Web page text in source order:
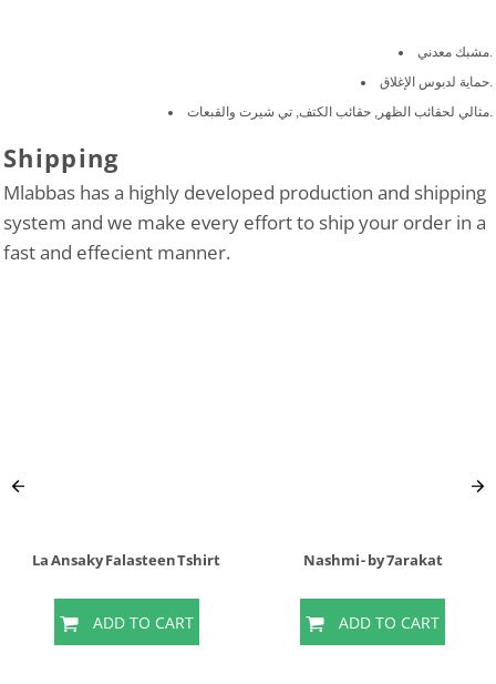
مشبك معدني.
حماية لدبوس الإغلاق.
مثالي لحقائب الظهر, حقائب الكتف, تي شيرت والقبعات.
Shipping
Mlabbas has a highly developed production and shipping
system and we make every effort to ship your order in a
fast and effecient manner.
La Ansaky Falasteen Tshirt
ADD TO CART
Nashmi - by 7arakat
ADD TO CART